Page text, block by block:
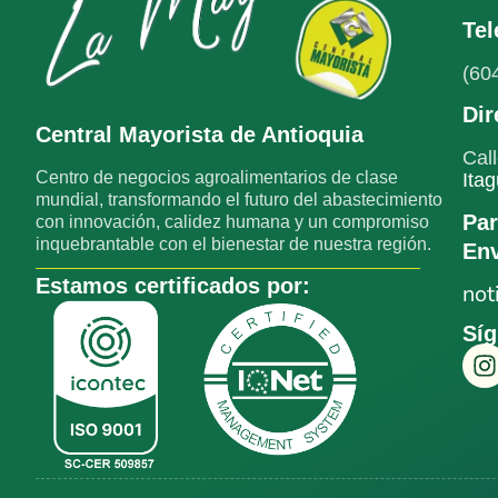
Central Mayorista de Antioquia
Centro de negocios agroalimentarios de clase
mundial, transformando el futuro del abastecimiento
con innovación, calidez humana y un compromiso
inquebrantable con el bienestar de nuestra región.
Estamos certificados por: